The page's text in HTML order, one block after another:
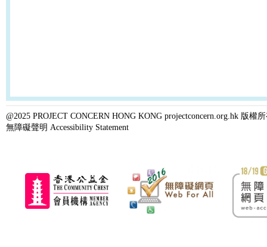
@2025 PROJECT CONCERN HONG KONG projectconcern.org.hk 版權
無障礙聲明 Accessibility Statement